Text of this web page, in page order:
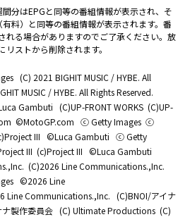
分はEPGと同等の番組情報が表示され、そ
料）と同等の番組情報が表示されます。番
れる場合がありますのでご了承ください。放
ストから削除されます。
(C) 2021 BIGHIT MUSIC / HYBE. All
MUSIC / HYBE. All Rights Reserved.
Gambuti (C)UP-FRONT WORKS (C)UP-
©MotoGP.com ⓒ Getty Images ⓒ
III ©Luca Gambuti ⓒ Getty
III (c)Project III ©Luca Gambuti
(C)2026 Line Communications.,Inc.
©2026 Line
Line Communications.,Inc. (C)BNOI/アイナ
製作委員会 (C) Ultimate Productions (C)